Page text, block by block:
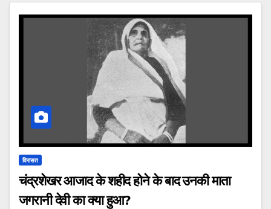
विरासत
चंद्रशेखर आजाद के शहीद होने के बाद उनकी माता
जगरानी देवी का क्या हुआ?